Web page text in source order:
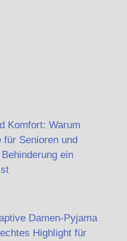
Komfort: Warum
für Senioren und
ein
Damen-Pyjama
Highlight für